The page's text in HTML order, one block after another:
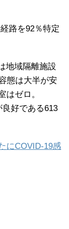
路を92％特定
地域隔離施設
態は大半が安
はゼロ。
好である613
にCOVID-19感